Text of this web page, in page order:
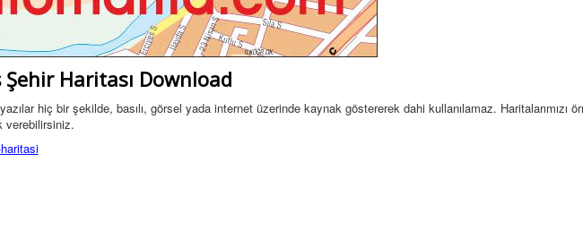
Haritası Download
hiç bir şekilde, basılı, görsel yada internet üzerinde kaynak göstererek dahi kullanılamaz. Haritalarımızı
verebilirsiniz.